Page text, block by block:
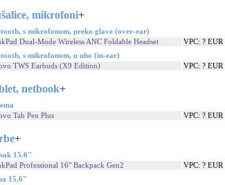
mikrofoni+
s mikrofonom, preko glave (over-ear)
Dual-Mode Wireless ANC Foldable Headset
VPC: ? EUR
s mikrofonom, u uho (in-ear)
TWS Earbuds (X9 Edition)
VPC: ? EUR
netbook+
Tab Pen Plus
VPC: ? EUR
+
15.6"
Professional 16" Backpack Gen2
VPC: ? EUR
15.6"